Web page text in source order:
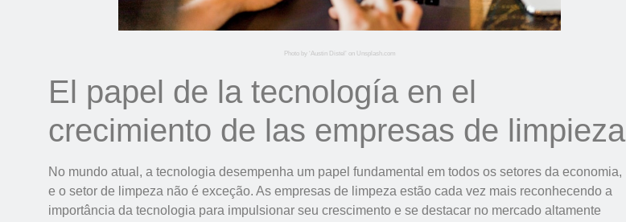
Photo by ‘Austin Distel’ on Unsplash.com
El papel de la tecnología en el
crecimiento de las empresas de limpieza
No mundo atual, a tecnologia desempenha um papel fundamental em todos os setores da economia,
e o setor de limpeza não é exceção. As empresas de limpeza estão cada vez mais reconhecendo a
importância da tecnologia para impulsionar seu crescimento e se destacar no mercado altamente